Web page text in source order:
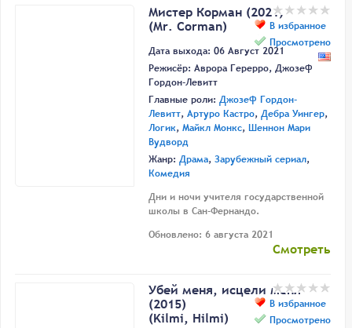
В избранное
Просмотрено
Мистер Корман (2021)
(Mr. Corman)
Дата выхода: 06 Август 2021
Режисёр: Аврора Герерро, Джозеф
Гордон-Левитт
Главные роли: Джозеф Гордон-
Левитт, Артуро Кастро, Дебра Уингер,
Логик, Майкл Монкс, Шеннон Мари
Вудворд
Жанр: Драма, Зарубежный сериал,
Комедия
Дни и ночи учителя государственной
школы в Сан-Фернандо.
Обновлено: 6 августа 2021
Смотреть
В избранное
Просмотрено
Убей меня, исцели меня
(2015)
(Kilmi, Hilmi)